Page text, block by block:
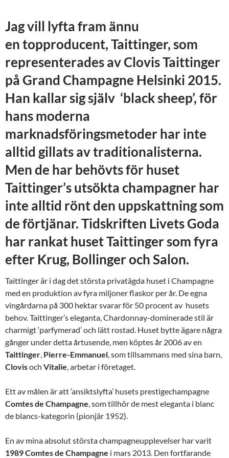
Jag vill lyfta fram ännu
en topproducent, Taittinger, som
representerades avClovisTaittinger
påGrand Champagne Helsinki 2015.
Han kallar sig själv ‘black sheep’, för
hans moderna
marknadsföringsmetoder har inte
alltid gillats av traditionalisterna.
Men de har behövts för huset
Taittinger’s utsökta champagner har
inte alltid rönt den uppskattning som
de förtjänar. Tidskriften Livets Goda
har rankat huset Taittinger som fyra
efter Krug, Bollinger och Salon.
Taittinger är i dag det största privatägda huset i Champagne
med en produktion av fyra miljoner flaskor per år. De egna
vingårdarna på 300 hektar svarar för 50 procent av husets
behov. Taittinger’s eleganta, Chardonnay-dominerade stil är
charmigt ‘parfymerad’ och lätt rostad. Huset bytte ägare några
gånger under detta årtusende, men köptes år 2006 av en
Taittinger, Pierre-Emmanuel, som tillsammans med sina barn,
Clovisoch Vitalie, arbetar i företaget.
Ett av målen är att ‘ansiktslyfta’ husets prestigechampagne
Comtesde Champagne, som tillhör de mest eleganta i blanc
de blancs-kategorin (pionjär 1952).
En av mina absolut största champagneupplevelser har varit
1989Comtesde Champagne i mars 2013. Den fortfarande